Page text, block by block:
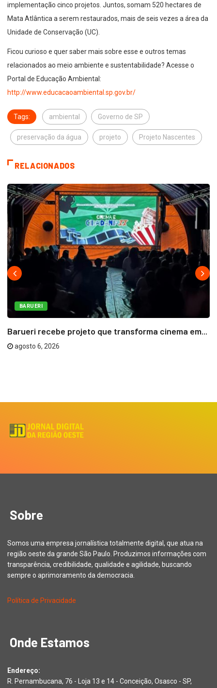
implementação cinco projetos. Juntos, somam 520 hectares de
Mata Atlântica a serem restaurados, mais de seis vezes a área da
Unidade de Conservação (UC).
Ficou curioso e quer saber mais sobre esse e outros temas
relacionados ao meio ambiente e sustentabilidade? Acesse o
Portal de Educação Ambiental:
http://www.educacaoambiental.sp.gov.br/
Tags: ambiental Governo de SP
preservação da água projeto Projeto Nascentes
RELACIONADOS
BARUERI
Barueri recebe projeto que transforma cinema em...
agosto 6, 2026
Sobre
Somos uma empresa jornalística totalmente digital, que atua na
região oeste da grande São Paulo. Produzimos informações com
transparência, credibilidade, qualidade e agilidade, buscando
sempre o aprimoramento da democracia.
Política de Privacidade
Onde Estamos
Endereço:
R. Pernambucana, 76 - Loja 13 e 14 - Conceição, Osasco - SP,